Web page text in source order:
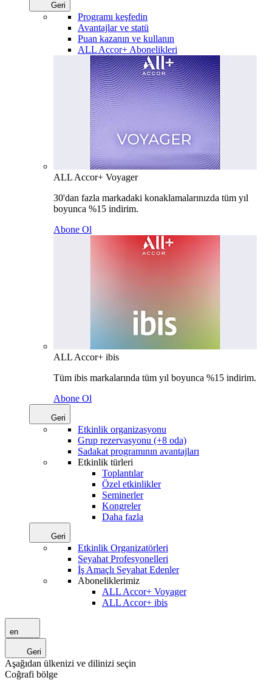
Geri
Programı keşfedin
Avantajlar ve statü
Puan kazanın ve kullanın
ALL Accor+ Abonelikleri
ALL Accor+ Voyager
30'dan fazla markadaki konaklamalarınızda tüm yıl
boyunca %15 indirim.
Abone Ol
ALL Accor+ ibis
Tüm ibis markalarında tüm yıl boyunca %15 indirim.
Abone Ol
Geri
Etkinlik organizasyonu
Grup rezervasyonu (+8 oda)
Sadakat programının avantajları
Etkinlik türleri
Toplantılar
Özel etkinlikler
Seminerler
Kongreler
Daha fazla
Geri
Etkinlik Organizatörleri
Seyahat Profesyonelleri
İş Amaçlı Seyahat Edenler
Aboneliklerimiz
ALL Accor+ Voyager
ALL Accor+ ibis
en
Geri
Aşağıdan ülkenizi ve dilinizi seçin
Coğrafi bölge